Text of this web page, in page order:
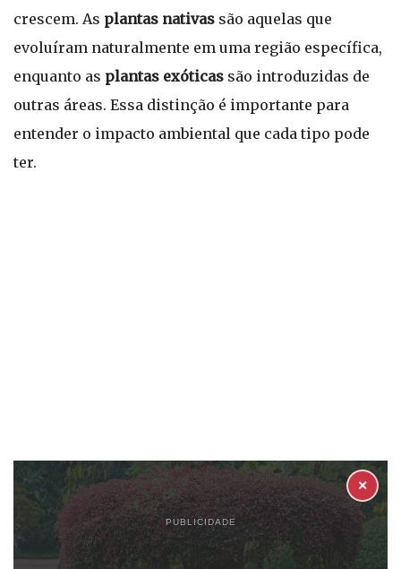
crescem. As plantas nativas são aquelas que
evoluíram naturalmente em uma região específica,
enquanto as plantas exóticas são introduzidas de
outras áreas. Essa distinção é importante para
entender o impacto ambiental que cada tipo pode
ter.
PUBLICIDADE
✕